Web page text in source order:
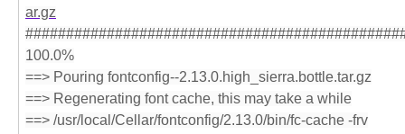
ar.gz
100.0%
==> Pouring fontconfig--2.13.0.high_sierra.bottle.tar.gz
==> Regenerating font cache, this may take a while
==> /usr/local/Cellar/fontconfig/2.13.0/bin/fc-cache -frv